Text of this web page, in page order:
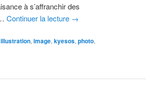
à s’affranchir des
…Continuer la lecture →
illustration, image, kyesos, photo,